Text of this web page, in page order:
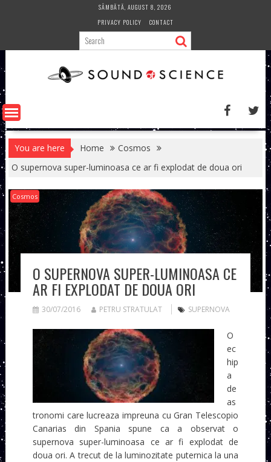
SÂMBĂTĂ, AUGUST 8, 2026
PRIVACY POLICY
CONTACT
You are here Home
Cosmos
O supernova super-luminoasa ce ar fi explodat de doua ori
Cosmos
O SUPERNOVA SUPER-LUMINOASA CE
AR FI EXPLODAT DE DOUA ORI
30/07/2016 PETRU STRATULAT SUPERNOVA
O
ec
hip
a
de
as
tronomi care lucreaza impreuna cu Gran Telescopio
Canarias din Spania spune ca a observat o
supernova super-luminoasa ce ar fi explodat de
doua ori. A trecut de la luminozitate puternica la una